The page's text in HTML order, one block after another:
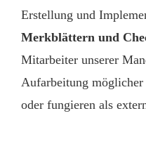
Erstellung und
Merkblättern und
Mitarbeiter unserer
Aufarbeitung
oder fungieren als